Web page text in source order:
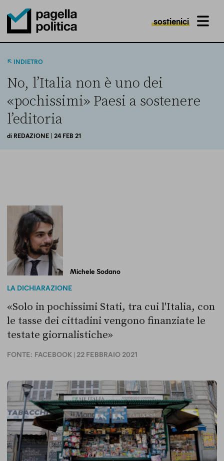
Pagella Politica Logo
sostienici MENU
INDIETRO
No, l’Italia non è uno dei
«pochissimi» Paesi a sostenere
l’editoria
di REDAZIONE | 24 FEB 21
Michele Sodano
LA DICHIARAZIONE
«Solo in pochissimi Stati, tra cui l'Italia, con
le tasse dei cittadini vengono finanziate le
testate giornalistiche»
FONTE: FACEBOOK | 22 FEBBRAIO 2021